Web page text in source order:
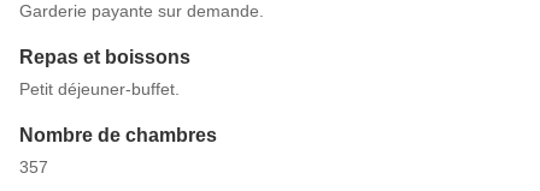
Garderie payante sur demande.
Repas et boissons
Petit déjeuner-buffet.
Nombre de chambres
357